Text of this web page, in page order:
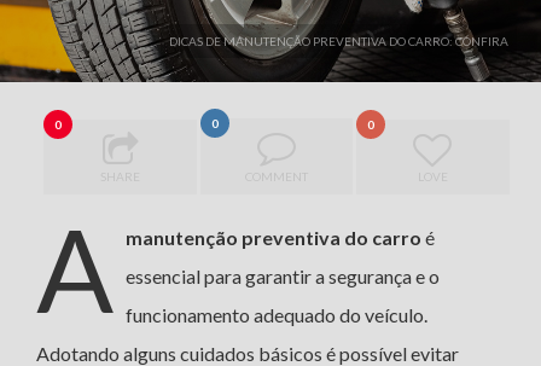
DICAS DE MANUTENÇÃO PREVENTIVA DO CARRO: CONFIRA
0
SHARE
0
COMMENT
0
A manutenção preventiva do carro é
essencial para garantir a segurança e o
funcionamento adequado do veículo.
Adotando alguns cuidados básicos é possível evitar